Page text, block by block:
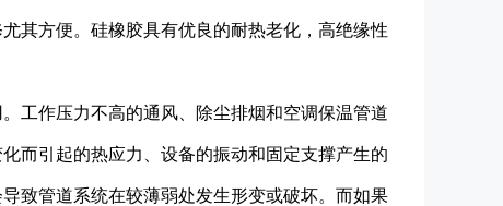
其方便。硅橡胶具有优良的耐热老化，高绝缘性
工作压力不高的通风、除尘排烟和空调保温管道
而引起的热应力、设备的振动和固定支撑产生的
致管道系统在较薄弱处发生形变或破坏。而如果